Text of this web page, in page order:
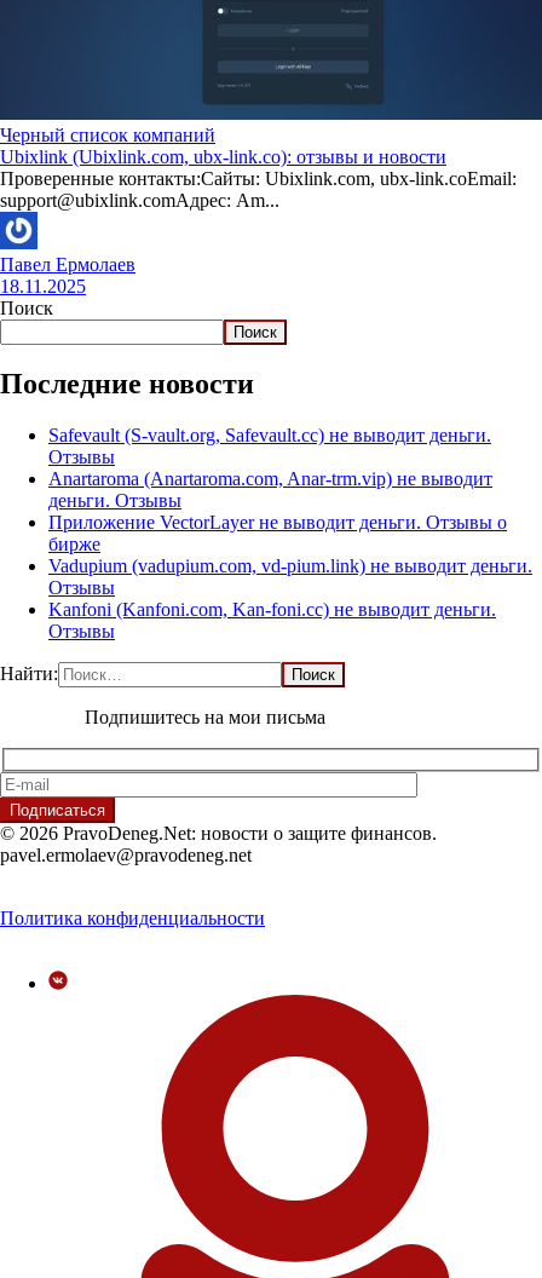
Черный список компаний
Ubixlink (Ubixlink.com, ubx-link.co): отзывы и новости
Проверенные контакты:Сайты: Ubixlink.com, ubx-link.coEmail:
support@ubixlink.comАдрес: Am...
Павел Ермолаев
18.11.2025
Поиск
Поиск
Последние новости
Safevault (S-vault.org, Safevault.cc) не выводит деньги.
Отзывы
Anartaroma (Anartaroma.com, Anar-trm.vip) не выводит
деньги. Отзывы
Приложение VectorLayer не выводит деньги. Отзывы о
бирже
Vadupium (vadupium.com, vd-pium.link) не выводит деньги.
Отзывы
Kanfoni (Kanfoni.com, Kan-foni.cc) не выводит деньги.
Отзывы
Найти:
Подпишитесь на мои письма
© 2026 PravoDeneg.Net: новости о защите финансов.
pavel.ermolaev@pravodeneg.net
Политика конфиденциальности